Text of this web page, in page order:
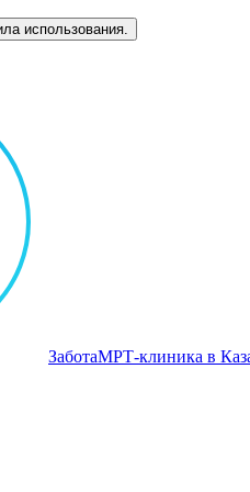
использования.
ЗаботаМРТ‑клиника в